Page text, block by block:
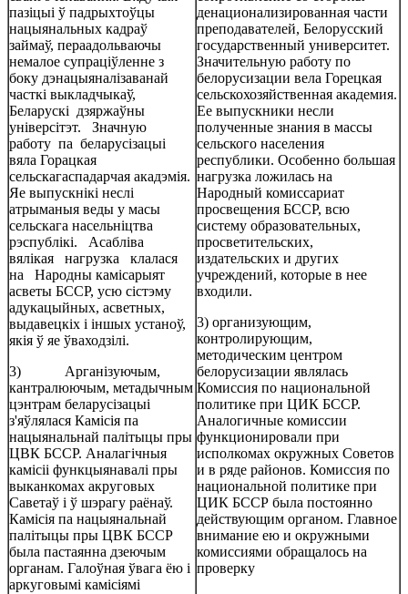
пазіцыі ў падрыхтоўцы
нацыянальных кадраў
займаў, пераадольваючы
немалое супраціўленне з
боку дэнацыяналізаванай
часткі выкладчыкаў,
Беларускі дзяржаўны
універсітэт. Значную
работу па беларусізацыі
вяла Горацкая
сельскагаспадарчая акадэмія.
Яе выпускнікі неслі
атрыманыя веды у масы
сельскага насельніцтва
рэспублікі. Асабліва
вялікая нагрузка клалася
на Народны камісарыят
асветы БССР, усю сістэму
адукацыйных, асветных,
выдавецкіх і іншых устаноў,
якія ў яе ўваходзілі.
3) Арганізуючым,
кантралюючым, метадычным
цэнтрам беларусізацыі
з'яўлялася Камісія па
нацыянальнай палітыцы пры
ЦВК БССР. Аналагічныя
камісіі функцыянавалі пры
выканкомах акруговых
Саветаў і ў шэрагу раёнаў.
Камісія па нацыянальнай
палітыцы пры ЦВК БССР
была пастаянна дзеючым
органам. Галоўная ўвага ёю і
аркуговымі камісіямі
денационализированная части
преподавателей, Белорусский
государственный университет.
Значительную работу по
белорусизации вела Горецкая
сельскохозяйственная академия.
Ее выпускники несли
полученные знания в массы
сельского населения
республики. Особенно большая
нагрузка ложилась на
Народный комиссариат
просвещения БССР, всю
систему образовательных,
просветительских,
издательских и других
учреждений, которые в нее
входили.
3) организующим,
контролирующим,
методическим центром
белорусизации являлась
Комиссия по национальной
политике при ЦИК БССР.
Аналогичные комиссии
функционировали при
исполкомах окружных Советов
и в ряде районов. Комиссия по
национальной политике при
ЦИК БССР была постоянно
действующим органом. Главное
внимание ею и окружными
комиссиями обращалось на
проверку